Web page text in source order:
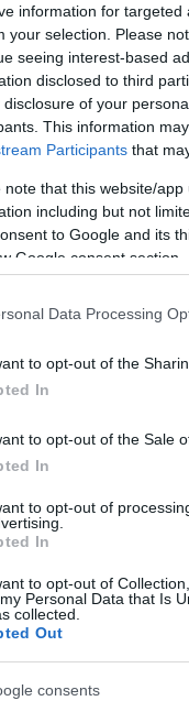
information for
your selection. Please
seeing interest-based
disclosed to third
of your
This information
Participants that
note that this website/
including but not
to Google and its
Google consent section.
Data Processing
to opt-out of the
In
to opt-out of the Sale
In
to opt-out of
In
to opt-out of
Personal Data that Is
collected.
Out
consents